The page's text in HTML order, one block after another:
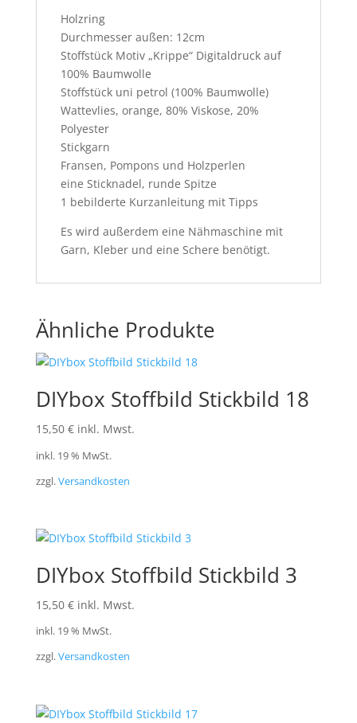
Holzring
Durchmesser außen: 12cm
Stoffstück Motiv „Krippe“ Digitaldruck auf
100% Baumwolle
Stoffstück uni petrol (100% Baumwolle)
Wattevlies, orange, 80% Viskose, 20%
Polyester
Stickgarn
Fransen, Pompons und Holzperlen
eine Sticknadel, runde Spitze
1 bebilderte Kurzanleitung mit Tipps
Es wird außerdem eine Nähmaschine mit
Garn, Kleber und eine Schere benötigt.
Ähnliche Produkte
DIYbox Stoffbild Stickbild 18
15,50 € inkl. Mwst.
inkl. 19 % MwSt.
zzgl.Versandkosten
DIYbox Stoffbild Stickbild 3
15,50 € inkl. Mwst.
inkl. 19 % MwSt.
zzgl.Versandkosten